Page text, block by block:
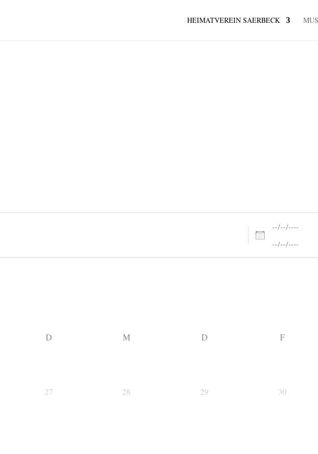
HEIMATVEREIN SAERBECK
Daten
D M D F
27 28 29 30